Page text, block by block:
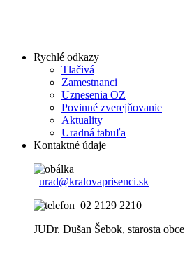
Rychlé odkazy
Tlačivá
Zamestnanci
Uznesenia OZ
Povinné zverejňovanie
Aktuality
Uradná tabuľa
Kontaktné údaje
urad@kralovaprisenci.sk
02 2129 2210
JUDr. Dušan Šebok, starosta obce